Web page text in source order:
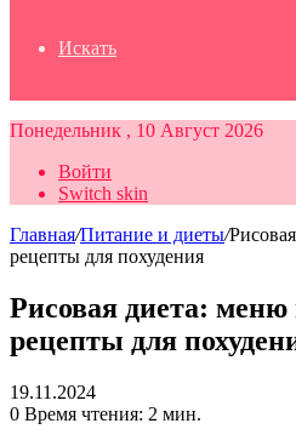
Искать
Понедельник , 10 Август 2026
Войти
Switch skin
Главная/Питание и диеты/
рецепты для похудения
Рисовая диета:
рецепты для
19.11.2024
0 Время чтения: 2 мин.